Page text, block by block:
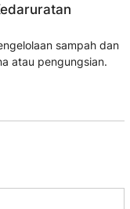
sampah dan
atau pengungsian.